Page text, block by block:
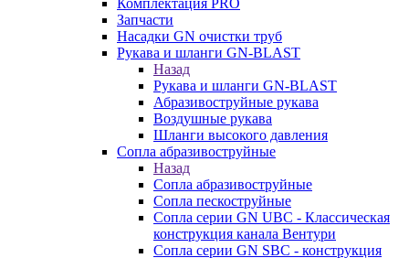
Комплектация PRO
Запчасти
Насадки GN очистки труб
Рукава и шланги GN-BLAST
Назад
Рукава и шланги GN-BLAST
Абразивоструйные рукава
Воздушные рукава
Шланги высокого давления
Сопла абразивоструйные
Назад
Сопла абразивоструйные
Сопла пескоструйные
Сопла серии GN UBC - Классическая
конструкция канала Вентури
Сопла серии GN SBC - конструкция